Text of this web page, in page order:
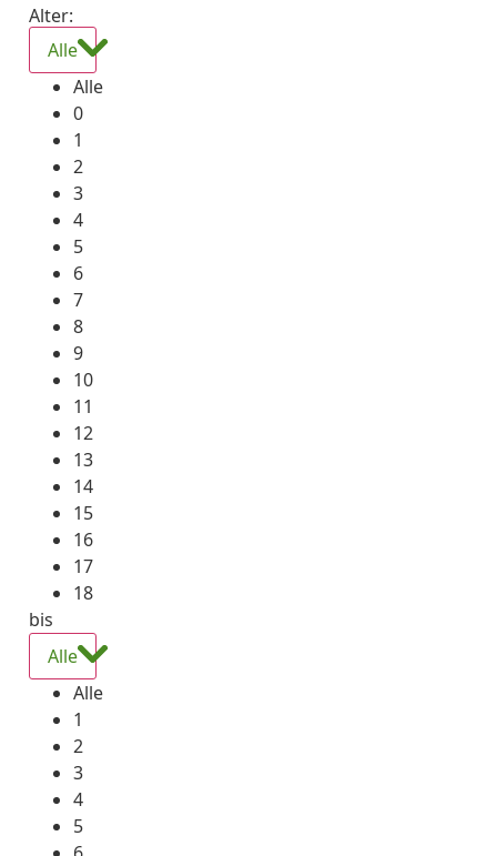
Alter:
Alle
Alle
0
1
2
3
4
5
6
7
8
9
10
11
12
13
14
15
16
17
18
bis
Alle
Alle
1
2
3
4
5